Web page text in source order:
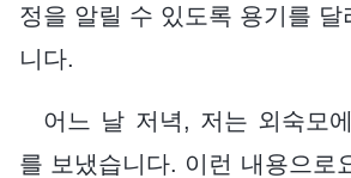
정을 알릴 수 있도록 용기를 달
니다.
어느 날 저녁, 저는 외숙모
를 보냈습니다. 이런 내용으로